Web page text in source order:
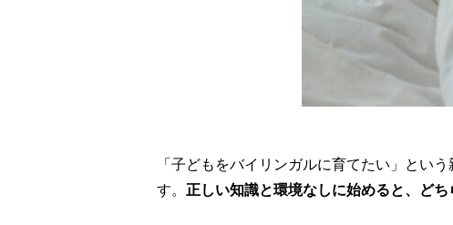
「子どもをバイリンガルに育てたい」とい
す。 正しい知識と環境なしに始めると、ど